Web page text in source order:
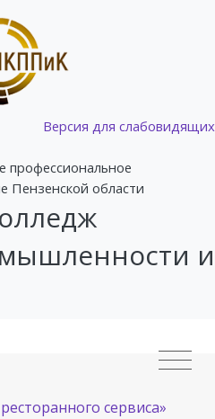
Версия для слабовидящих
профессиональное
Пензенской области
и
сервиса»